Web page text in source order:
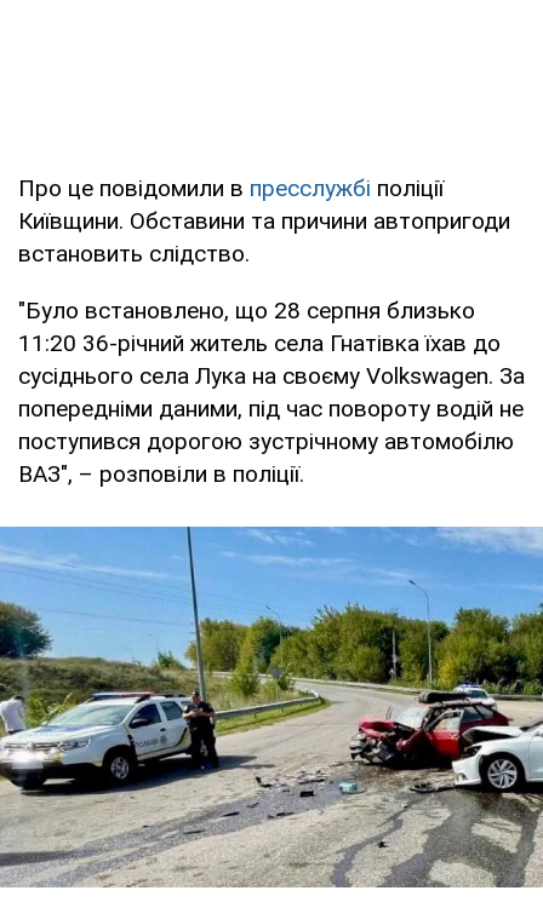
Про це повідомили в пресслужбі поліції
Київщини. Обставини та причини автопригоди
встановить слідство.
"Було встановлено, що 28 серпня близько
11:20 36-річний житель села Гнатівка їхав до
сусіднього села Лука на своєму Volkswagen. За
попередніми даними, під час повороту водій не
поступився дорогою зустрічному автомобілю
ВАЗ", – розповіли в поліції.